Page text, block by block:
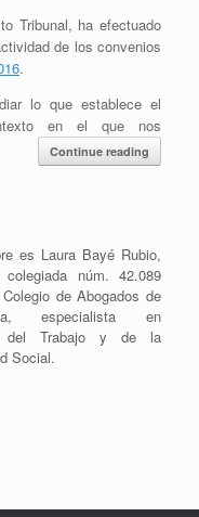
Tribunal, ha efectuado
de los convenios
.
lo que establece el
en el que nos
Continue reading
es Laura Bayé Rubio,
colegiada núm. 42.089
de Abogados de
especialista en
del Trabajo y de la
Social.